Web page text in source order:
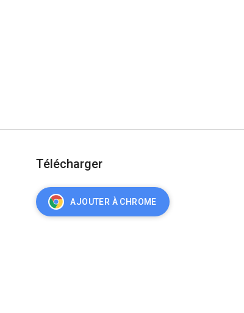
Télécharger
AJOUTER À CHROME